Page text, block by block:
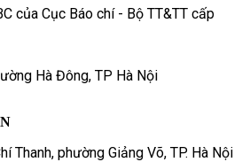
của Cục Báo chí - Bộ TT&TT cấp
Hà Đông, TP Hà Nội
Thanh, phường Giảng Võ, TP. Hà Nội